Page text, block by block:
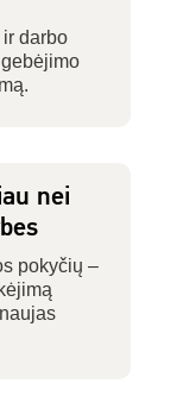
darbo
nei
pokyčių –